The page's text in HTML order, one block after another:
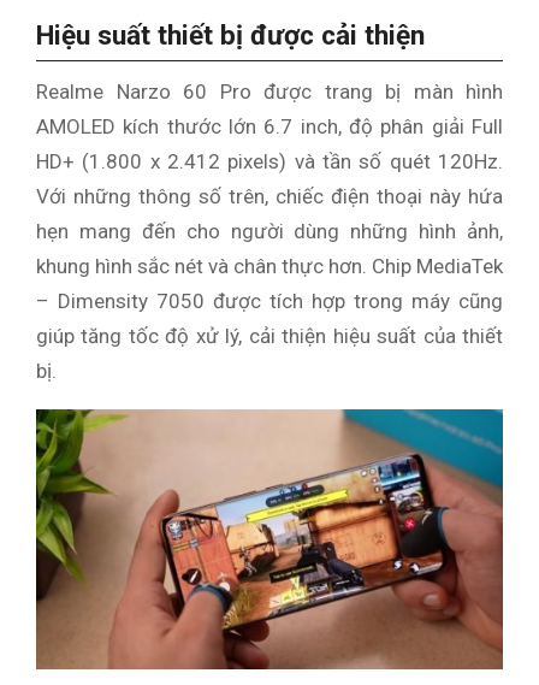
Hiệu suất thiết bị được cải thiện
Realme Narzo 60 Pro được trang bị màn hình
AMOLED kích thước lớn 6.7 inch, độ phân giải Full
HD+ (1.800 x 2.412 pixels) và tần số quét 120Hz.
Với những thông số trên, chiếc điện thoại này hứa
hẹn mang đến cho người dùng những hình ảnh,
khung hình sắc nét và chân thực hơn. Chip MediaTek
– Dimensity 7050 được tích hợp trong máy cũng
giúp tăng tốc độ xử lý, cải thiện hiệu suất của thiết
bị.